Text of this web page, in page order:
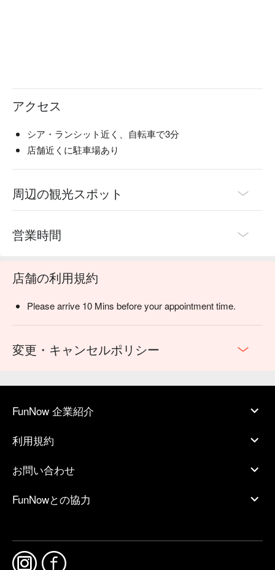
アクセス
シア・ランシット近く、自転車で3分
店舗近くに駐車場あり
周辺の観光スポット
営業時間
店舗の利用規約
Please arrive 10 Mins before your appointment time.
変更・キャンセルポリシー
FunNow 企業紹介
利用規約
お問い合わせ
FunNowとの協力